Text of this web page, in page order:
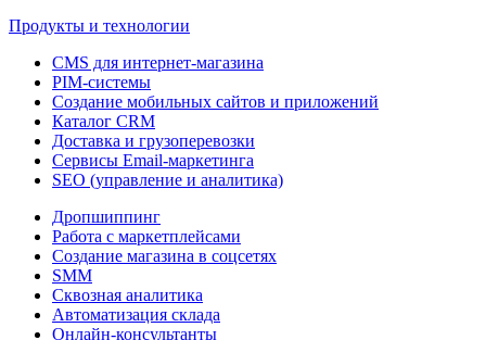
Продукты и технологии
CMS для интернет-магазина
PIM-системы
Создание мобильных сайтов и приложений
Каталог CRM
Доставка и грузоперевозки
Сервисы Email-маркетинга
SEO (управление и аналитика)
Дропшиппинг
Работа с маркетплейсами
Создание магазина в соцсетях
SMM
Сквозная аналитика
Автоматизация склада
Онлайн-консультанты